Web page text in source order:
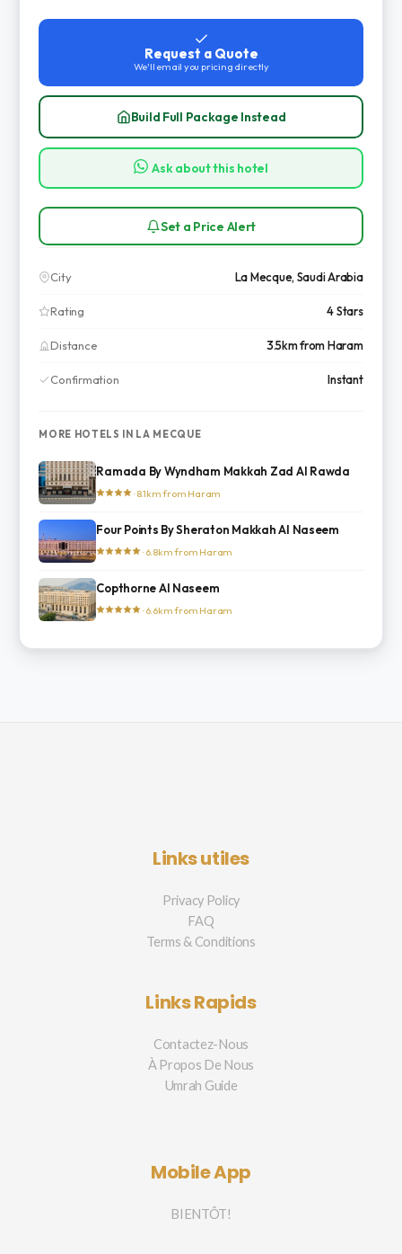
Request a Quote
We'll email you pricing directly
Build Full Package Instead
Ask about this hotel
Set a Price Alert
City La Mecque, Saudi Arabia
Rating 4 Stars
Distance 3.5km from Haram
Confirmation Instant
MORE HOTELS IN LA MECQUE
Ramada By Wyndham Makkah Zad Al Rawda
· 8.1km from Haram
Four Points By Sheraton Makkah Al Naseem
· 6.8km from Haram
Copthorne Al Naseem
· 6.6km from Haram
Links utiles
Privacy Policy
FAQ
Terms & Conditions
Links Rapids
Contactez-Nous
À Propos De Nous
Umrah Guide
Mobile App
BIENTÔT!